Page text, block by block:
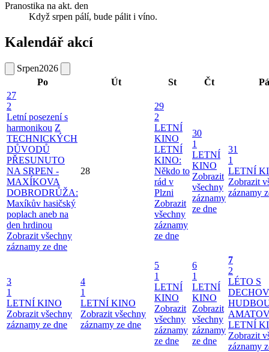
Pranostika na akt. den
Když srpen pálí, bude pálit i víno.
Kalendář akcí
Srpen2026
Po
Út St Čt
Pá
27
2
Letní posezení s
harmonikou Z
TECHNICKÝCH
DŮVODŮ
PŘESUNUTO
NA SRPEN -
MAXÍKOVA
DOBRODRŮŽA:
Maxíkův hasičský
poplach aneb na
den hrdinou
Zobrazit všechny
záznamy ze dne
28
29
2
LETNÍ
KINO
LETNÍ
KINO:
Někdo to
rád v
Plzni
Zobrazit
všechny
záznamy
ze dne
30
1
LETNÍ
KINO
Zobrazit
všechny
záznamy
ze dne
31
1
LETNÍ
Zobrazit
záznamy
3
1
LETNÍ KINO
Zobrazit všechny
záznamy ze dne
4
1
LETNÍ KINO
Zobrazit všechny
záznamy ze dne
5
1
LETNÍ
KINO
Zobrazit
všechny
záznamy
ze dne
6
1
LETNÍ
KINO
Zobrazit
všechny
záznamy
ze dne
7
2
LÉTO S
LETNÍ
Zobrazit
záznamy